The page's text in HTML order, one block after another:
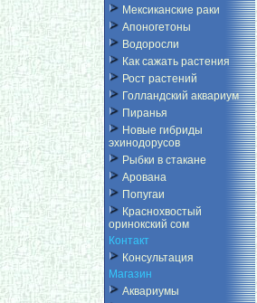
Мексиканские раки
Апоногетоны
Водоросли
Как сажать растения
Рост растений
Голландский аквариум
Пиранья
Новые гибриды
эхинодорусов
Рыбки в стакане
Арована
Попугаи
Краснохвостый
оринокский сом
Контакт
Консультация
Магазин
Аквариумы